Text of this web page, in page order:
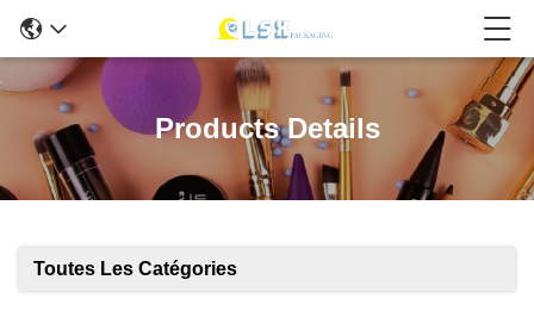
Products Details
Toutes Les Catégories